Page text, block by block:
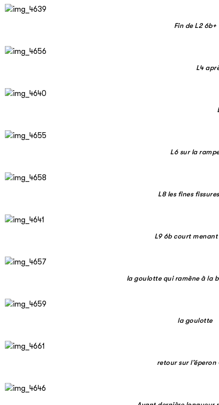
Fin de L2 6b+
L4
L6 sur la
L8 les fines
L9 6b court
la goulotte qui ramène à la
la goulotte
retour sur l’éperon